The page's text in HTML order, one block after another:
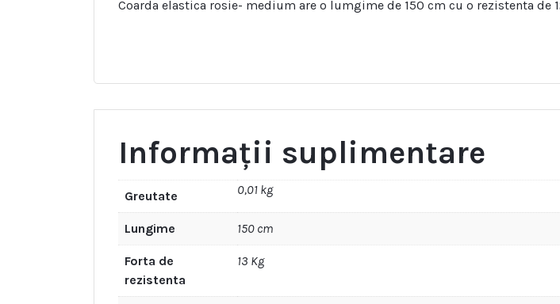
Coarda elastica rosie- medium are o lumgime de 150 cm cu o rezistenta de
Informații suplimentare
Greutate 0,01 kg
Lungime 150 cm
Forta de
rezistenta
13 Kg